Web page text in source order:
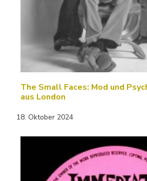
The Small Faces: Mod und
aus London
18. Oktober 2024